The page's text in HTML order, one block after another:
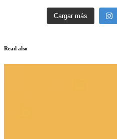
Cargar más
Read also